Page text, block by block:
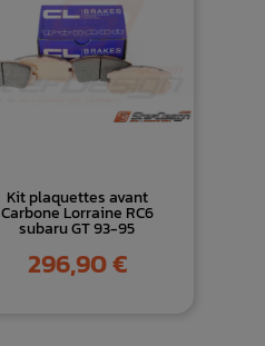
Kit plaquettes avant
Carbone Lorraine RC6
subaru GT 93-95
Prix
296,90 €